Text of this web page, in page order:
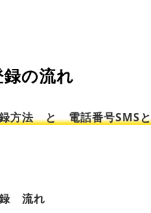
の流れ
方法 と 電話番号SMS
流れ